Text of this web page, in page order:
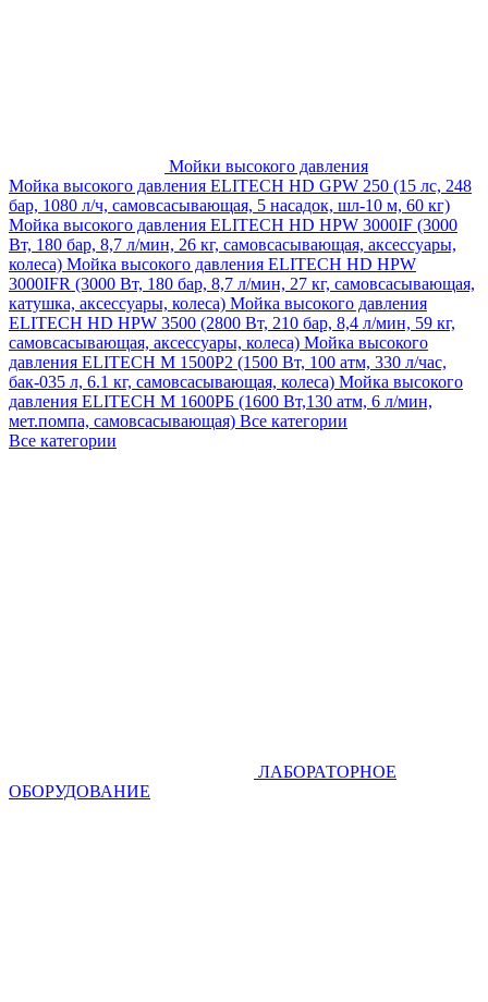
Мойки высокого давления
Мойка высокого давления ELITECH HD GPW 250 (15 лс, 248
бар, 1080 л/ч, самовсасывающая, 5 насадок, шл-10 м, 60 кг)
Мойка высокого давления ELITECH HD HPW 3000IF (3000
Вт, 180 бар, 8,7 л/мин, 26 кг, самовсасывающая, аксессуары,
колеса) Мойка высокого давления ELITECH HD HPW
3000IFR (3000 Вт, 180 бар, 8,7 л/мин, 27 кг, самовсасывающая,
катушка, аксессуары, колеса) Мойка высокого давления
ELITECH HD HPW 3500 (2800 Вт, 210 бар, 8,4 л/мин, 59 кг,
самовсасывающая, аксессуары, колеса) Мойка высокого
давления ELITECH M 1500P2 (1500 Вт, 100 атм, 330 л/час,
бак-035 л, 6.1 кг, самовсасывающая, колеса) Мойка высокого
давления ELITECH М 1600РБ (1600 Вт,130 атм, 6 л/мин,
мет.помпа, самовсасывающая) Все категории
Все категории
ЛАБОРАТОРНОЕ
ОБОРУДОВАНИЕ